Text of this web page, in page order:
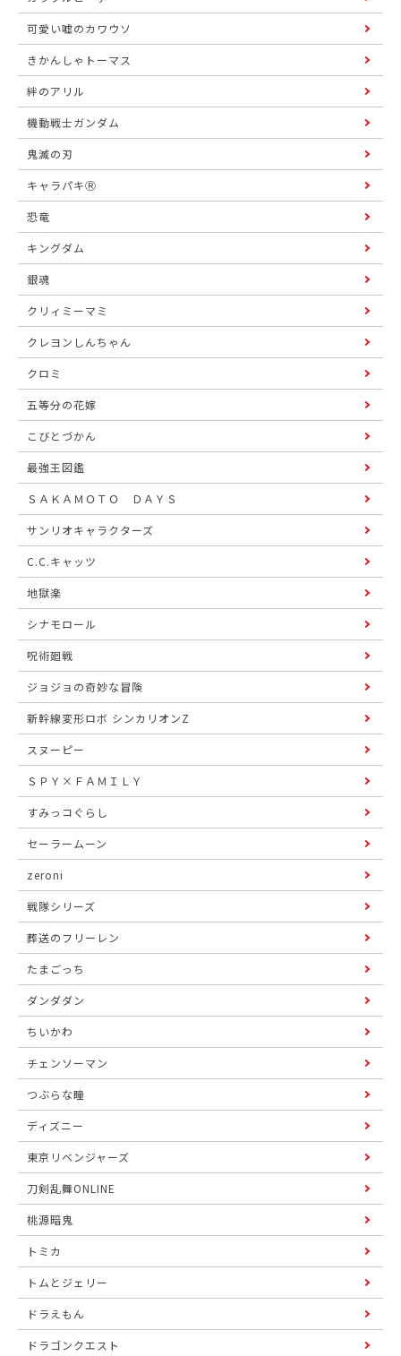
可愛い嘘のカワウソ
きかんしゃトーマス
絆のアリル
機動戦士ガンダム
鬼滅の刃
キャラパキⓇ
恐竜
キングダム
銀魂
クリィミーマミ
クレヨンしんちゃん
クロミ
五等分の花嫁
こびとづかん
最強王図鑑
ＳＡＫＡＭＯＴＯ ＤＡＹＳ
サンリオキャラクターズ
C.C.キャッツ
地獄楽
シナモロール
呪術廻戦
ジョジョの奇妙な冒険
新幹線変形ロボ シンカリオンZ
スヌーピー
ＳＰＹ×ＦＡＭＩＬＹ
すみっコぐらし
セーラームーン
zeroni
戦隊シリーズ
葬送のフリーレン
たまごっち
ダンダダン
ちいかわ
チェンソーマン
つぶらな瞳
ディズニー
東京リベンジャーズ
刀剣乱舞ONLINE
桃源暗鬼
トミカ
トムとジェリー
ドラえもん
ドラゴンクエスト